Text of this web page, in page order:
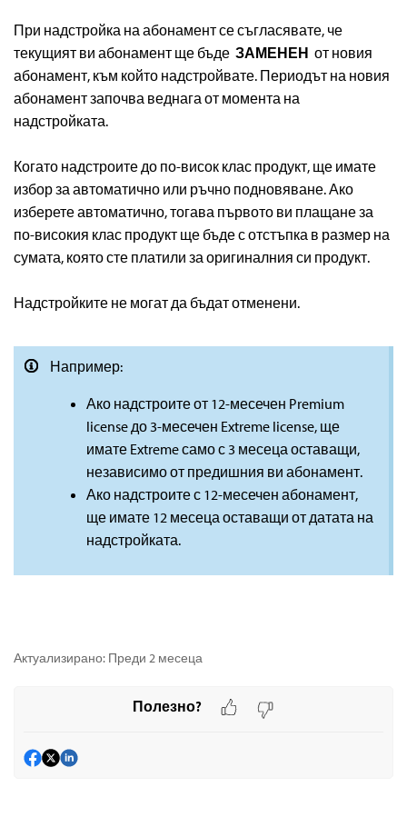
При надстройка на абонамент се съгласявате, че
текущият ви абонамент ще бъде ЗАМЕНЕН от новия
абонамент, към който надстройвате. Периодът на новия
абонамент започва веднага от момента на
надстройката.
Когато надстроите до по-висок клас продукт, ще имате
избор за автоматично или ръчно подновяване. Ако
изберете автоматично, тогава първото ви плащане за
по-високия клас продукт ще бъде с отстъпка в размер на
сумата, която сте платили за оригиналния си продукт.
Надстройките не могат да бъдат отменени.
Например:
Ако надстроите от 12-месечен Premium
license до 3-месечен Extreme license, ще
имате Extreme само с 3 месеца оставащи,
независимо от предишния ви абонамент.
Ако надстроите с 12-месечен абонамент,
ще имате 12 месеца оставащи от датата на
надстройката.
Актуализирано: Преди 2 месеца
Полезно?